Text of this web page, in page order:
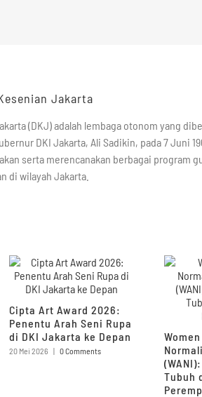
Jakarta
(DKJ) adalah lembaga otonom yang
DKI Jakarta, Ali Sadikin, pada 7 Juni
serta merencanakan berbagai program
di wilayah Jakarta.
Cipta Art Award 2026:
Penentu Arah Seni Rupa
di DKI Jakarta ke Depan
20 Mei 2026 | 0 Comments
Tubuh